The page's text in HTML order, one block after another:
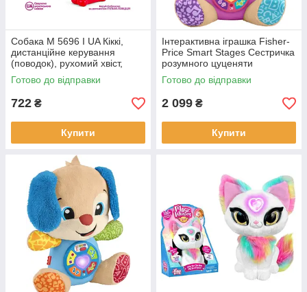
Собака M 5696 I UA Кіккі,
дистанційне керування
(поводок), рухомий хвіст,
музика (українська) пісня,
світло, на батарейках.
Готово до відправки
722 ₴
Купити
Інтерактивна іграшка Fisher-
Price Smart Stages Сестричка
розумного цуценяти
багатомовна (JFD32)
Готово до відправки
2 099 ₴
Купити